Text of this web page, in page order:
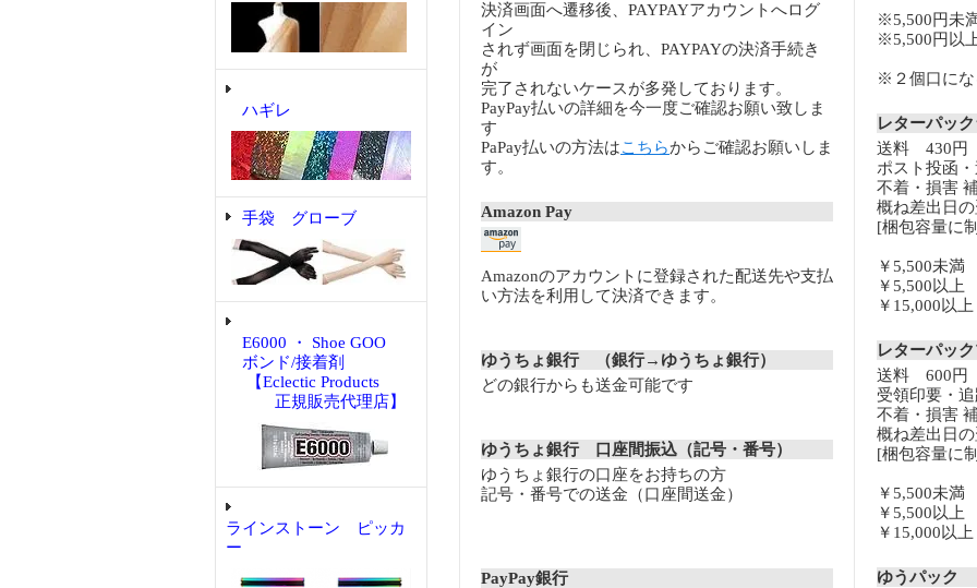
ハギレ
手袋 グローブ
E6000 ・ Shoe GOO
ボンド/接着剤
【Eclectic Products
正規販売代理店】
ラインストーン ピッカ
ー
決済画面へ遷移後、PAYPAYアカウントへログ
イン
されず画面を閉じられ、PAYPAYの決済手続き
が
完了されないケースが多発しております。
PayPay払いの詳細を今一度ご確認お願い致しま
す
PaPay払いの方法はこちらからご確認お願いしま
す。
Amazon Pay
Amazonのアカウントに登録された配送先や支払
い方法を利用して決済できます。
ゆうちょ銀行 （銀行→ゆうちょ銀行）
どの銀行からも送金可能です
ゆうちょ銀行 口座間振込（記号・番号）
ゆうちょ銀行の口座をお持ちの方
記号・番号での送金（口座間送金）
PayPay銀行
※5,500円未
※5,500円以
※２個口にな
レターパッ
送料 430円
ポスト投函
不着・損害
概ね差出日
[梱包容量に
￥5,500未
￥5,500以
￥15,000以
レターパッ
送料 600円
受領印要・
不着・損害
概ね差出日
[梱包容量に
￥5,500未
￥5,500以
￥15,000以
ゆうパック